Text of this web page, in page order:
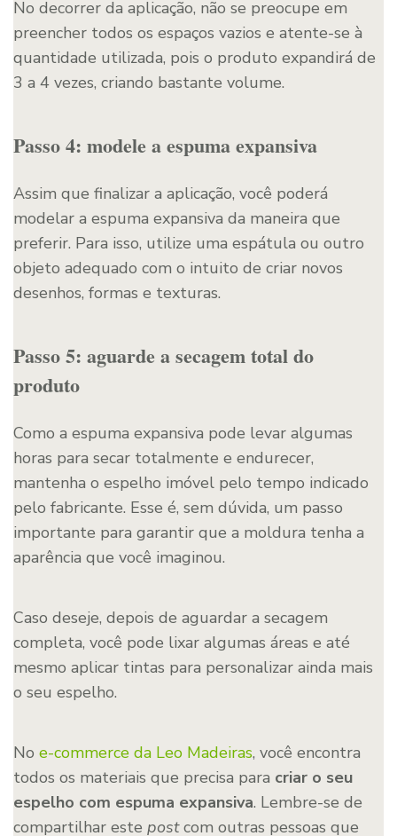
No decorrer da aplicação, não se preocupe em
preencher todos os espaços vazios e atente-se à
quantidade utilizada, pois o produto expandirá de
3 a 4 vezes, criando bastante volume.
Passo 4: modele a espuma expansiva
Assim que finalizar a aplicação, você poderá
modelar a espuma expansiva da maneira que
preferir. Para isso, utilize uma espátula ou outro
objeto adequado com o intuito de criar novos
desenhos, formas e texturas.
Passo 5: aguarde a secagem total do
produto
Como a espuma expansiva pode levar algumas
horas para secar totalmente e endurecer,
mantenha o espelho imóvel pelo tempo indicado
pelo fabricante. Esse é, sem dúvida, um passo
importante para garantir que a moldura tenha a
aparência que você imaginou.
Caso deseje, depois de aguardar a secagem
completa, você pode lixar algumas áreas e até
mesmo aplicar tintas para personalizar ainda mais
o seu espelho.
No e-commerce da Leo Madeiras, você encontra
todos os materiais que precisa para criar o seu
espelho com espuma expansiva. Lembre-se de
compartilhar este postcom outras pessoas que